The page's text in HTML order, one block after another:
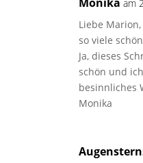
am
Liebe Marion,
so viele
Ja, dieses
schön und
besinnliches
Monika